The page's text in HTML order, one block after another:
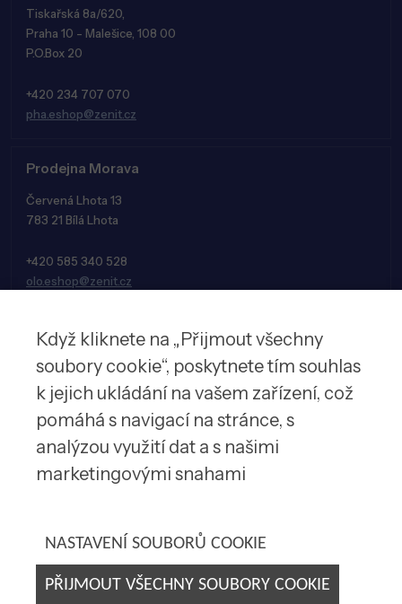
Když kliknete na „Přijmout všechny
soubory cookie“, poskytnete tím souhlas
k jejich ukládání na vašem zařízení, což
pomáhá s navigací na stránce, s
analýzou využití dat a s našimi
marketingovými snahami
NASTAVENÍ SOUBORŮ COOKIE
PŘIJMOUT VŠECHNY SOUBORY COOKIE
Tiskařská 8a/620,
Praha 10 - Malešice, 108 00
P.O.Box 20
+420 234 707 070
pha.eshop@zenit.cz
Prodejna Morava
Červená Lhota 13
783 21 Bílá Lhota
+420 585 340 528
olo.eshop@zenit.cz
Tvorba webových stránek byE-SOLUTIONS